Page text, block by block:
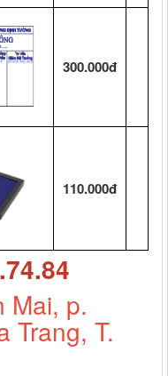
300.000đ
110.000đ
Mai, p.
Trang, T.